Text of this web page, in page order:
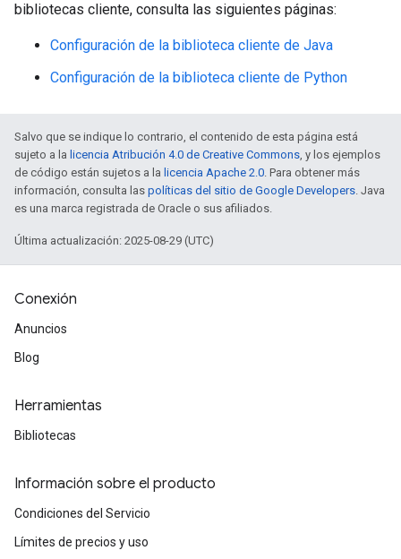
bibliotecas cliente, consulta las siguientes páginas:
Configuración de la biblioteca cliente de Java
Configuración de la biblioteca cliente de Python
Salvo que se indique lo contrario, el contenido de esta página está
sujeto a la licencia Atribución 4.0 de Creative Commons, y los ejemplos
de código están sujetos a la licencia Apache 2.0. Para obtener más
información, consulta las políticas del sitio de Google Developers. Java
es una marca registrada de Oracle o sus afiliados.
Última actualización: 2025-08-29 (UTC)
Conexión
Anuncios
Blog
Herramientas
Bibliotecas
Información sobre el producto
Condiciones del Servicio
Límites de precios y uso